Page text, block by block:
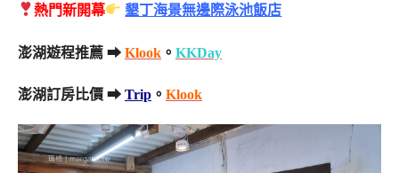
熱門新開幕 墾丁海景無邊際泳池飯店
澎湖遊程推薦 ➡ Klook 。 KKDay
澎湖訂房比價 ➡ Trip 。 Klook